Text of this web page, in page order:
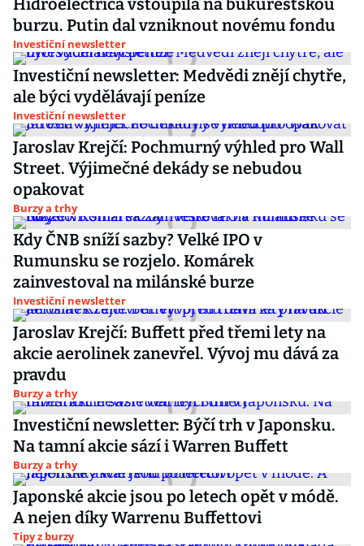
Hidroelectrica vstoupila na bukurešťskou
burzu. Putin dal vzniknout novému fondu
Investiční newsletter
Investiční newsletter: Medvědi znějí chytře,
ale býci vydělávají peníze
Investiční newsletter
Jaroslav Krejčí: Pochmurný výhled pro Wall
Street. Výjimečné dekády se nebudou
opakovat
Burzy a trhy
Kdy ČNB sníží sazby? Velké IPO v
Rumunsku se rozjelo. Komárek
zainvestoval na milánské burze
Investiční newsletter
Jaroslav Krejčí: Buffett před třemi lety na
akcie aerolinek zanevřel. Vývoj mu dává za
pravdu
Burzy a trhy
Investiční newsletter: Býčí trh v Japonsku.
Na tamní akcie sází i Warren Buffett
Burzy a trhy
Japonské akcie jsou po letech opět v módě.
A nejen díky Warrenu Buffettovi
Tipy z burzy